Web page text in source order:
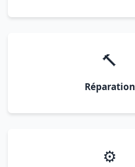
🔨
Réparation
⚙️